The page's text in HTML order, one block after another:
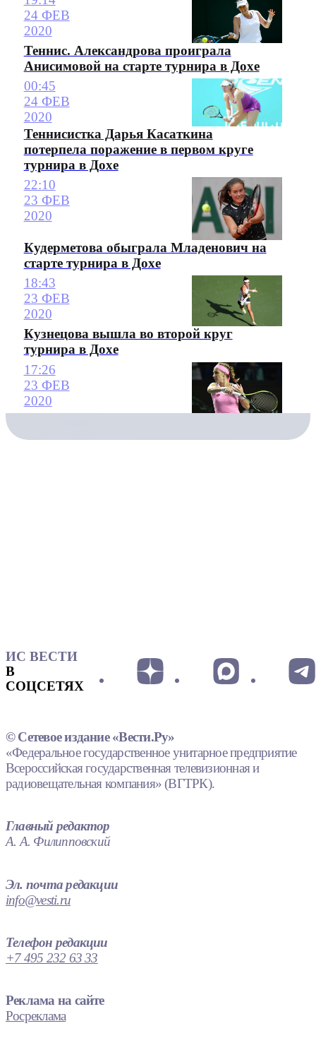
24 ФЕВ
2020
Теннис. Александрова проиграла
Анисимовой на старте турнира в Дохе
00:45
24 ФЕВ
2020
Теннисистка Дарья Касаткина
потерпела поражение в первом круге
турнира в Дохе
22:10
23 ФЕВ
2020
Кудерметова обыграла Младенович на
старте турнира в Дохе
18:43
23 ФЕВ
2020
Кузнецова вышла во второй круг
турнира в Дохе
17:26
23 ФЕВ
2020
ИС ВЕСТИ
В
СОЦСЕТЯХ
© Сетевое издание «Вести.Ру»
«Федеральное государственное унитарное предприятие
Всероссийская государственная телевизионная и
радиовещательная компания» (ВГТРК).
Главный редактор
А. А. Филипповский
Эл. почта редакции
info@vesti.ru
Телефон редакции
+7 495 232 63 33
Реклама на сайте
Росреклама